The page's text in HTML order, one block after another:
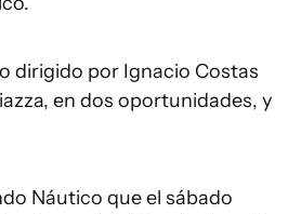
dirigido por Ignacio Costas
en dos oportunidades, y
Náutico que el sábado